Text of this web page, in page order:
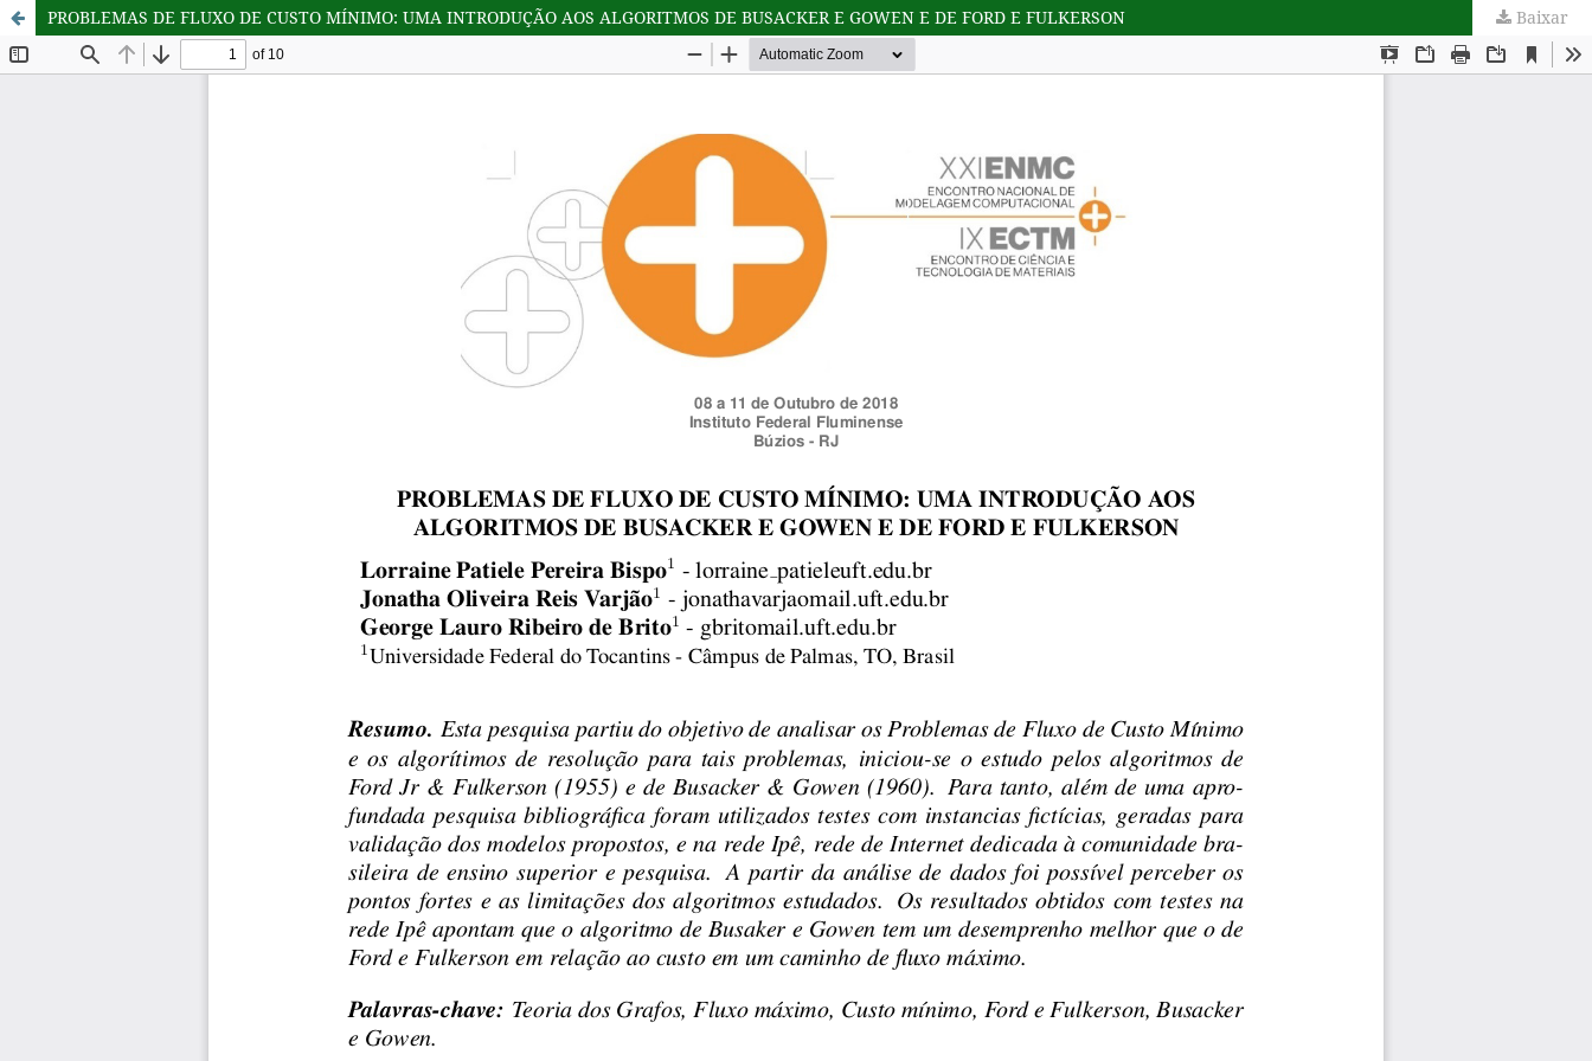
PROBLEMAS DE FLUXO DE CUSTO MÍNIMO: UMA INTRODUÇÃO AOS ALGORITMOS DE BUSACKER E GOWEN E DE FORD E FULKERSON Baixar